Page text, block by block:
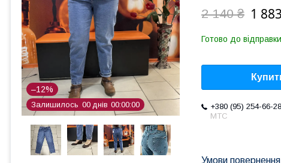
–12%
Залишилось 00 днів 00 00 00
2 140 ₴ 1
Готово до відправки
+380 (95) 254-66-28
МТС